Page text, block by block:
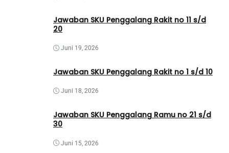
Jawaban SKU Penggalang Rakit no 11 s/d
20
Juni 19, 2026
Jawaban SKU Penggalang Rakit no 1 s/d 10
Juni 18, 2026
Jawaban SKU Penggalang Ramu no 21 s/d
30
Juni 15, 2026